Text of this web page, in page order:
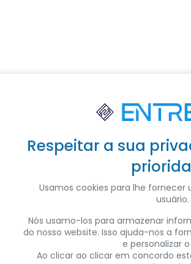
Respeitar a sua
Usamos cookies para lhe
usuário.
Nós usamo-los para armazenar
do nosso website. Isso ajuda-nos a
e personalizar
Ao clicar ao clicar em concordo